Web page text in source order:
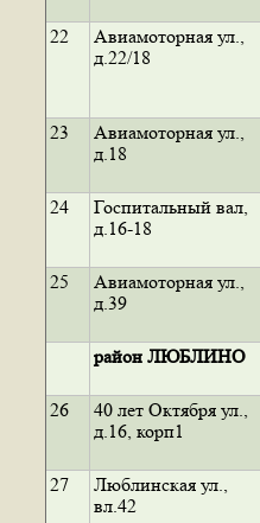
22
Авиамоторная ул.,
д.22/18
23
Авиамоторная ул.,
д.18
24
Госпитальный вал,
д.16-18
25
Авиамоторная ул.,
д.39
район ЛЮБЛИНО
26
40 лет Октября ул.,
д.16, корп1
27
Люблинская ул.,
вл.42